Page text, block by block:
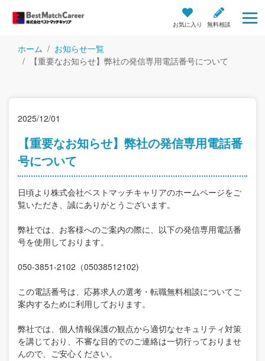
お気に入り 無料相談
ホーム
お知らせ一覧
【重要なお知らせ】弊社の発信専用電話番号について
2025/12/01
【重要なお知らせ】弊社の発信専用電話番
号について
日頃より株式会社ベストマッチキャリアのホームページをご
覧いただき、誠にありがとうございます。
弊社では、お客様へのご案内の際に、以下の発信専用電話番
号を使用しております。
050-3851-2102（05038512102)
この電話番号は、応募求人の選考・転職無料相談についてご
案内するために利用しております。
弊社では、個人情報保護の観点から適切なセキュリティ対策
を講じており、不審な目的でのご連絡は一切行っておりませ
んので、ご安心ください。